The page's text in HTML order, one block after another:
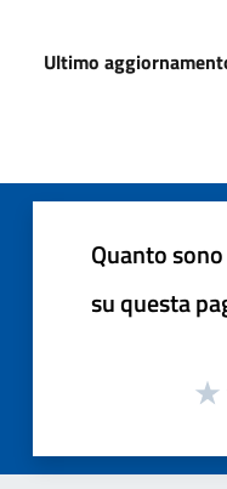
Ultimo
Quanto
su questa